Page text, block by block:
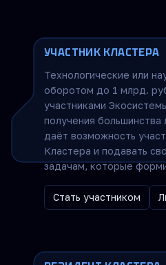
УЧАСТНИК КЛАСТЕРА
Технологические или
оборотом до 1 млрд.
участниками
получения большинства
даёт возможность
Кластера и подавать
задачам, которые
Стать участником